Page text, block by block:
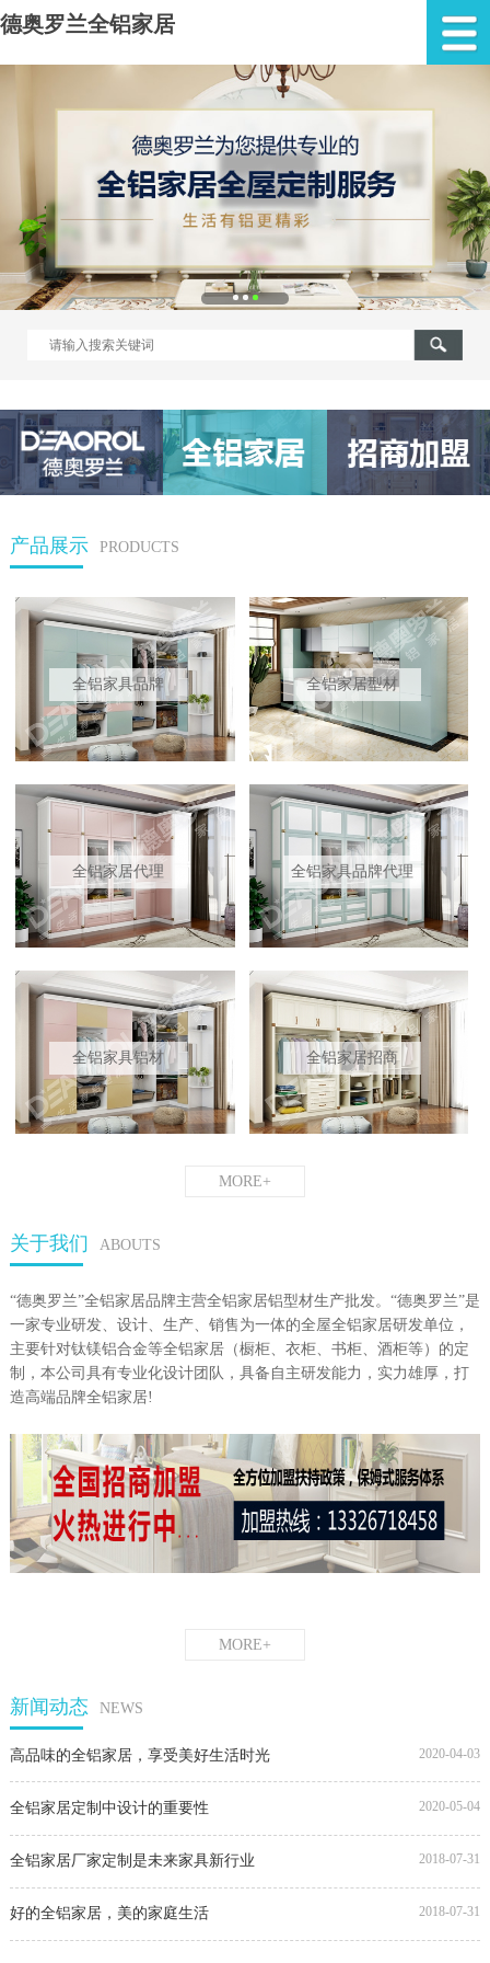
德奥罗兰全铝家居
产品展示 PRODUCTS
全铝家具品牌 全铝家居型材
全铝家居代理 全铝家具品牌代理
全铝家具铝材 全铝家居招商
MORE+
关于我们 ABOUTS
“德奥罗兰”全铝家居品牌主营全铝家居铝型材生产批发。“德奥罗兰”是
一家专业研发、设计、生产、销售为一体的全屋全铝家居研发单位，
主要针对钛镁铝合金等全铝家居（橱柜、衣柜、书柜、酒柜等）的定
制，本公司具有专业化设计团队，具备自主研发能力，实力雄厚，打
造高端品牌全铝家居!
MORE+
新闻动态 NEWS
高品味的全铝家居，享受美好生活时光 2020-04-03
全铝家居定制中设计的重要性 2020-05-04
全铝家居厂家定制是未来家具新行业 2018-07-31
好的全铝家居，美的家庭生活 2018-07-31